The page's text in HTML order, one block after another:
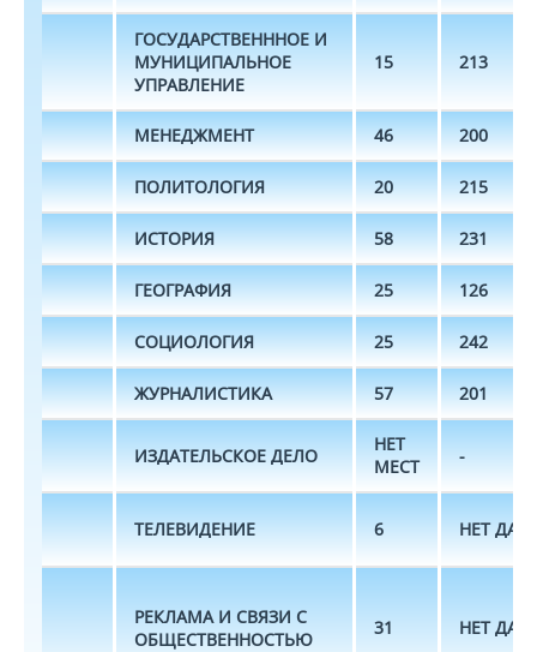
ГОСУДАРСТВЕНННОЕ И
МУНИЦИПАЛЬНОЕ
УПРАВЛЕНИЕ
15 213
МЕНЕДЖМЕНТ 46 200
ПОЛИТОЛОГИЯ 20 215
ИСТОРИЯ 58 231
ГЕОГРАФИЯ 25 126
СОЦИОЛОГИЯ 25 242
ЖУРНАЛИСТИКА 57 201
ИЗДАТЕЛЬСКОЕ ДЕЛО
НЕТ
МЕСТ
-
ТЕЛЕВИДЕНИЕ 6 НЕТ
РЕКЛАМА И СВЯЗИ С
ОБЩЕСТВЕННОСТЬЮ
31 НЕТ